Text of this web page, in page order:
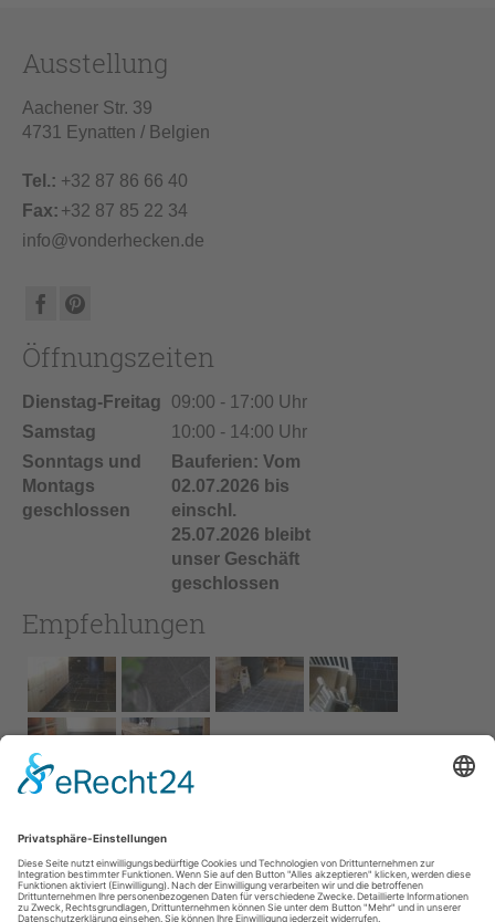
Ausstellung
Aachener Str. 39
4731 Eynatten / Belgien
Tel.: +32 87 86 66 40
Fax: +32 87 85 22 34
info@vonderhecken.de
Öffnungszeiten
Dienstag-Freitag
09:00 - 17:00 Uhr
Samstag
10:00 - 14:00 Uhr
Sonntags und
Montags
geschlossen
Bauferien: Vom
02.07.2026 bis
einschl.
25.07.2026 bleibt
unser Geschäft
geschlossen
Empfehlungen
Impressum
AGB